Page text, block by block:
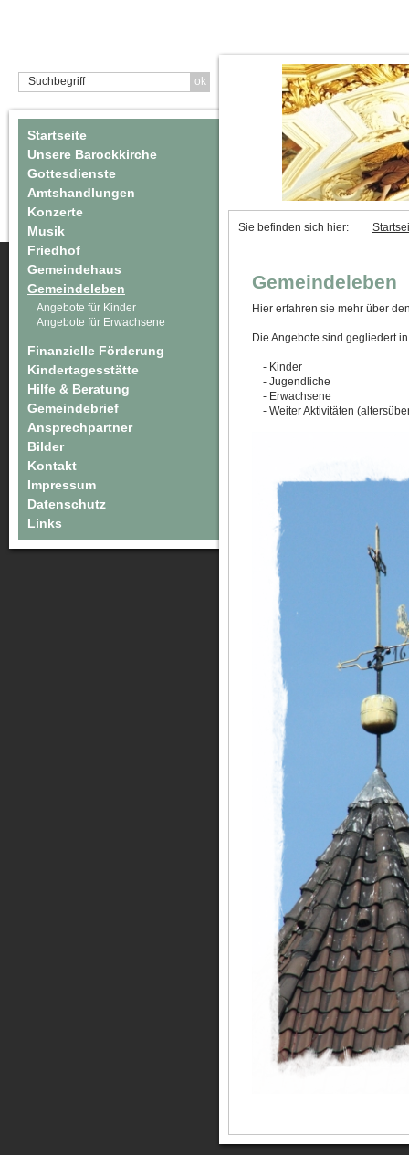
Startseite
Unsere Barockkirche
Gottesdienste
Amtshandlungen
Konzerte
Musik
Friedhof
Gemeindehaus
Gemeindeleben
Angebote für Kinder
Angebote für Erwachsene
Finanzielle Förderung
Kindertagesstätte
Hilfe & Beratung
Gemeindebrief
Ansprechpartner
Bilder
Kontakt
Impressum
Datenschutz
Links
Sie befinden sich hier:
Gemeindeleben
Hier erfahren sie mehr über
Die Angebote sind gegliedert
- Kinder
- Jugendliche
- Erwachsene
- Weiter Aktivitäten